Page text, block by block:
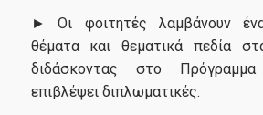
Οδηγός Σπουδών
Κανονισμός
► Οι φοιτητές λαμβάνουν
θέματα και θεματικά πεδία
διδάσκοντας στο Πρόγραμμα
επιβλέψει διπλωματικές.